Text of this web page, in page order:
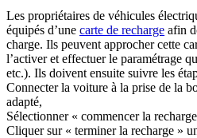
Les propriétaires de véhicules
équipés d’une carte de recharge afin
charge. Ils peuvent approcher cette
l’activer et effectuer le paramétrage
etc.). Ils doivent ensuite suivre les
Connecter la voiture à la prise de la
adapté,
Sélectionner « commencer la
Cliquer sur « terminer la recharge »